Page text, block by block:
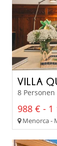
VILLA
8
988 € - 1
Menorca -